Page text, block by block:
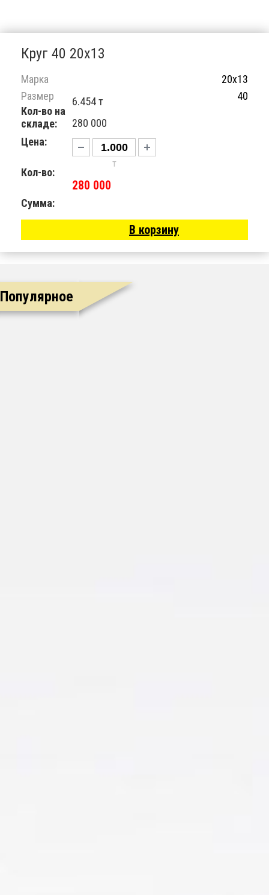
Круг 40 20х13
Марка
20х13
Размер
40
Кол-во на
складе:
6.454 т
Цена:
280 000
Кол-во:
т
Сумма:
280 000
В корзину
Популярное